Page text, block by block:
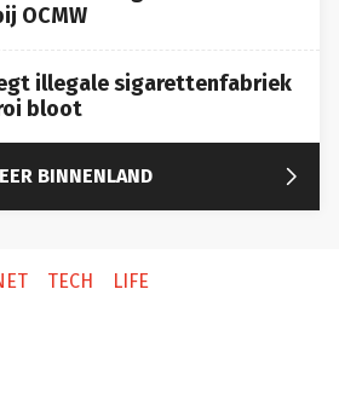
OCMW
illegale sigarettenfabriek
bloot
BINNENLAND 
TECH LIFE